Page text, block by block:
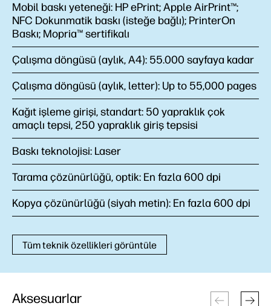
Mobil baskı yeteneği: HP ePrint; Apple AirPrint™;
NFC Dokunmatik baskı (isteğe bağlı); PrinterOn
Baskı; Mopria™ sertifikalı
Çalışma döngüsü (aylık, A4): 55.000 sayfaya kadar
Çalışma döngüsü (aylık, letter): Up to 55,000 pages
Kağıt işleme girişi, standart: 50 yapraklık çok
amaçlı tepsi, 250 yapraklık giriş tepsisi
Baskı teknolojisi: Laser
Tarama çözünürlüğü, optik: En fazla 600 dpi
Kopya çözünürlüğü (siyah metin): En fazla 600 dpi
Tüm teknik özellikleri görüntüle
Aksesuarlar